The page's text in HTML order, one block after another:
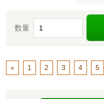
数量
« 1 2 3 4 5